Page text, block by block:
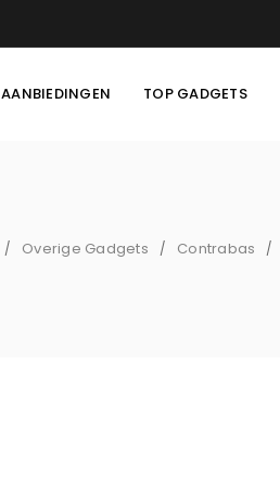
AANBIEDINGEN TOP GADGETS
/ Overige Gadgets / Contrabas /